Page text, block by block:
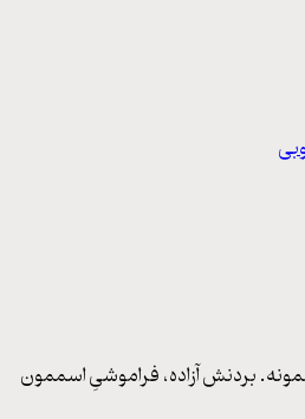
بردنش آزاده، فراموشیِ اسممون